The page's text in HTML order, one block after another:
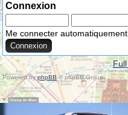
Connexion
Me connecter
Powered byphpBB© phpBB Group.